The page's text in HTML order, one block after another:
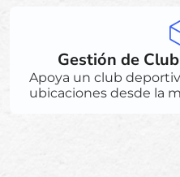
Gestión de
Apoya un club
ubicaciones desde la